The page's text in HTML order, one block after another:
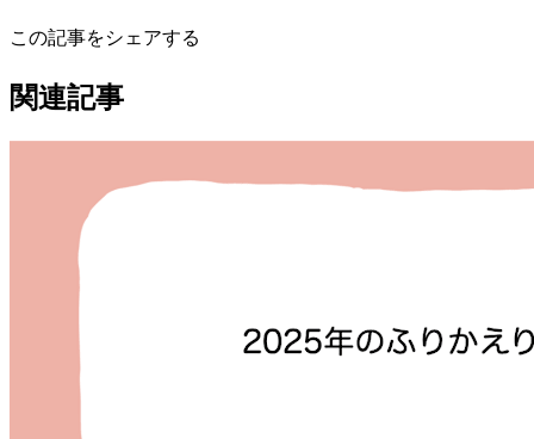
この記事をシェアする
関連記事